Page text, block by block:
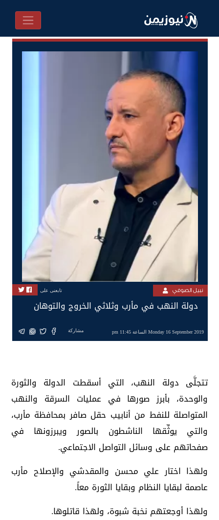
نبيل الصوفي تابعنى على
دولة النهب في مأرب وثلاثي الخروج والتوهان
Monday 16 September 2019 الساعة 11:45 pm مشاركة
تتجلَّى دولة النهب، التي أسقطت الدولة والثورة
والوحدة، بأبرز صورها في عمليات السرقة والنهب
المتواصلة للنفط من أنابيب حقل صافر بمحافظة مأرب،
والتي يوثِّقها الناشطون بالصور ويبرزونها في
صفحاتهم على وسائل التواصل الاجتماعي.
ولهذا اختار علي محسن والمقدشي والإصلاح مأرب
عاصمة لبقايا النظام وبقايا الثورة معاً.
ولهذا أوجعتهم نخبة شبوة، ولهذا قاتلوها.